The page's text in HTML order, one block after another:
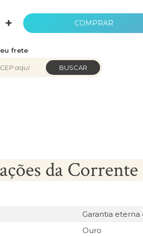
+ COMPRAR
frete
BUSCAR
da Corrente
Garantia eterna
Ouro